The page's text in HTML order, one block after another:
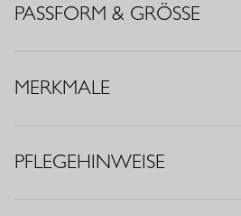
• Dreiviertelärmel
PASSFORM & GRÖSSE
MERKMALE
PFLEGEHINWEISE